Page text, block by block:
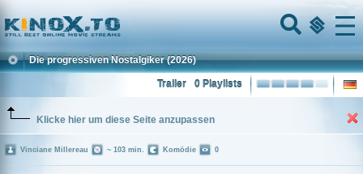
Home
Menu
Die progressiven Nostalgiker (2026)
0 Playlists
Trailer
Klicke hier um diese Seite anzupassen
Vinciane Millereau ~ 103 min. Komödie 0